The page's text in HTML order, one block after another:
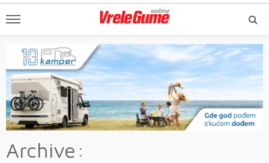
Archive